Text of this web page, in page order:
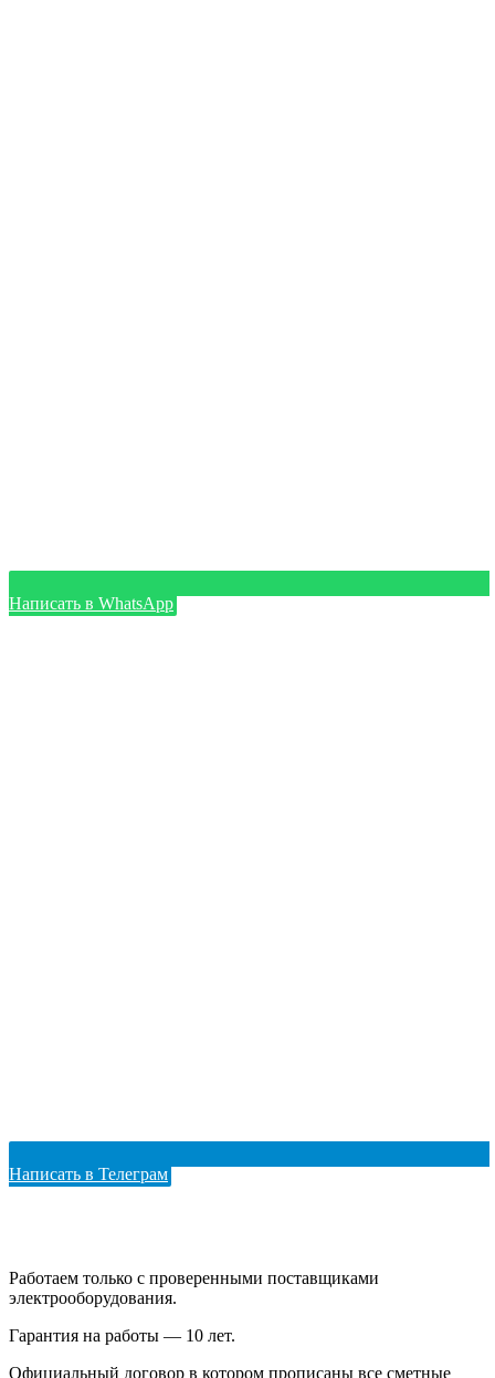
Написать в WhatsApp
Написать в Телеграм
Работаем только с проверенными поставщиками
электрооборудования.
Гарантия на работы — 10 лет.
Официальный договор в котором прописаны все сметные